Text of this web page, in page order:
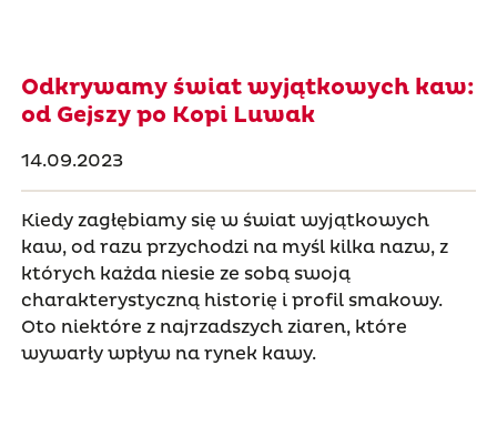
Odkrywamy świat wyjątkowych kaw:
od Gejszy po Kopi Luwak
14.09.2023
Kiedy zagłębiamy się w świat wyjątkowych
kaw, od razu przychodzi na myśl kilka nazw, z
których każda niesie ze sobą swoją
charakterystyczną historię i profil smakowy.
Oto niektóre z najrzadszych ziaren, które
wywarły wpływ na rynek kawy.